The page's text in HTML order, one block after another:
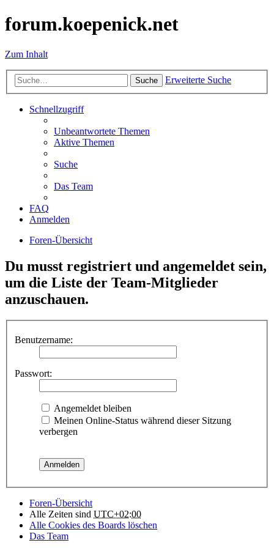
forum.koepenick.net
Zum Inhalt
Suche Erweiterte Suche
Schnellzugriff
Unbeantwortete Themen
Aktive Themen
Suche
Das Team
FAQ
Anmelden
Foren-Übersicht
Du musst registriert und angemeldet sein,
um die Liste der Team-Mitglieder
anzuschauen.
Benutzername:
Passwort:
Angemeldet bleiben
Meinen Online-Status während dieser Sitzung
verbergen
Foren-Übersicht
Alle Zeiten sind UTC+02:00
Alle Cookies des Boards löschen
Das Team